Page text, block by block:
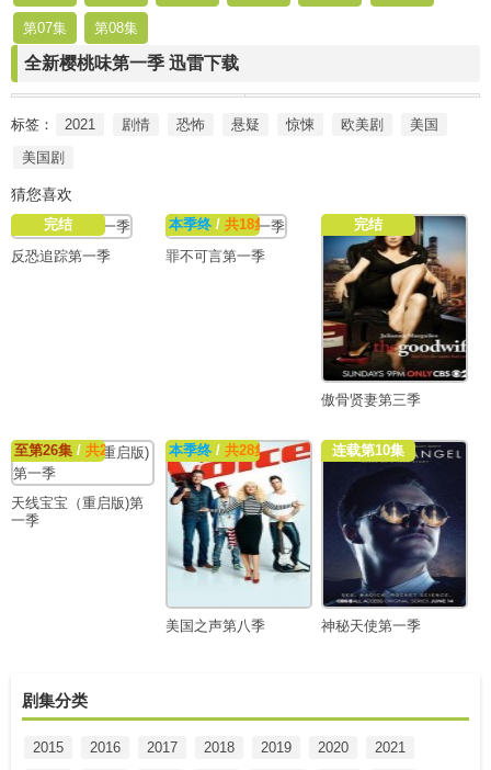
第07集 第08集
全新樱桃味第一季 迅雷下载
标签： 2021 剧情 恐怖 悬疑 惊悚 欧美剧
美国
美国剧
猜您喜欢
完结
反恐追踪第一季
本季终 /共18集
罪不可言第一季
完结
傲骨贤妻第三季
至第26集 / 共26集
天线宝宝（重启版)第
一季
本季终 /共28集
美国之声第八季
连载第10集
神秘天使第一季
剧集分类
2015 2016 2017 2018 2019 2020
2021